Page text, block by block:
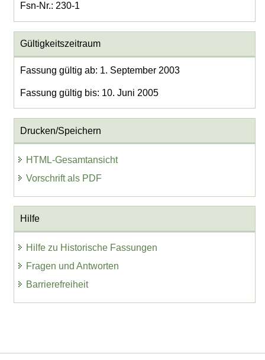
Fsn-Nr.: 230-1
Gültigkeitszeitraum
Fassung gültig ab: 1. September 2003
Fassung gültig bis: 10. Juni 2005
Drucken/Speichern
HTML-Gesamtansicht
Vorschrift als PDF
Hilfe
Hilfe zu Historische Fassungen
Fragen und Antworten
Barrierefreiheit